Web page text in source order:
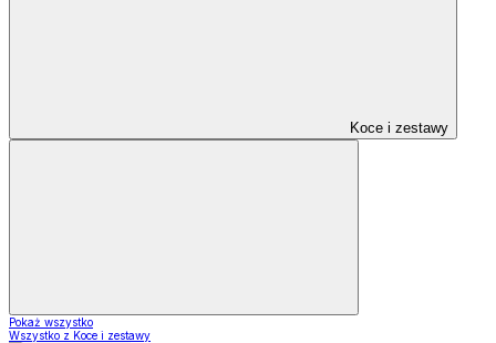
Koce i zestawy
Pokaż wszystko
Wszystko z Koce i zestawy